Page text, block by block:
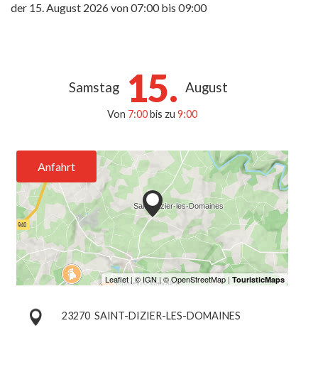
der 15. August 2026von 07:00 bis 09:00
Samstag 15. August
Von 7:00bis zu 9:00
Anfahrt
23270 SAINT-DIZIER-LES-DOMAINES